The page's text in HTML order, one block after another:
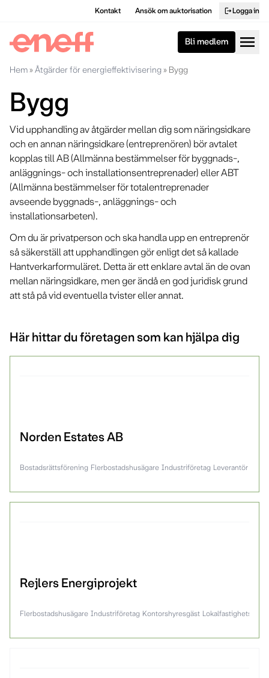
Kontakt Ansök om auktorisation logoutLogga in
Bli medlem menu
Hem»Åtgärder för energieffektivisering» Bygg
Bygg
Vid upphandling av åtgärder mellan dig som näringsidkare
och en annan näringsidkare (entreprenören) bör avtalet
kopplas till AB (Allmänna bestämmelser för byggnads-,
anläggnings- och installationsentreprenader) eller ABT
(Allmänna bestämmelser för totalentreprenader
avseende byggnads-, anläggnings- och
installationsarbeten).
Om du är privatperson och ska handla upp en entreprenör
så säkerställ att upphandlingen gör enligt det så kallade
Hantverkarformuläret. Detta är ett enklare avtal än de ovan
mellan näringsidkare, men ger ändå en god juridisk grund
att stå på vid eventuella tvister eller annat.
Här hittar du företagen som kan hjälpa dig
Norden Estates AB
Bostadsrättsförening Flerbostadshusägare Industriföretag Leverantör
Rejlers Energiprojekt
Flerbostadshusägare Industriföretag Kontorshyresgäst Lokalfastighetsägare